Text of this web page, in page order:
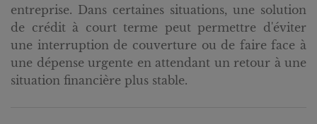
entreprise. Dans certaines situations, une solution
de crédit à court terme peut permettre d'éviter
une interruption de couverture ou de faire face à
une dépense urgente en attendant un retour à une
situation financière plus stable.